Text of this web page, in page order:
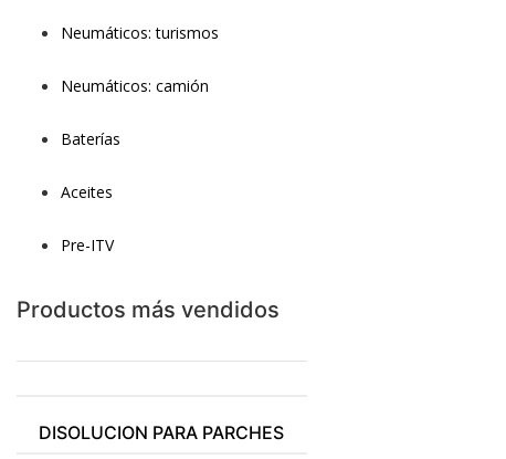
Neumáticos: turismos
Neumáticos: camión
Baterías
Aceites
Pre-ITV
Productos más vendidos
DISOLUCION PARA PARCHES